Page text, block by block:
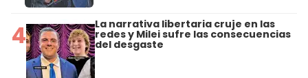
4 La narrativa libertaria cruje en las
redes y Milei sufre las consecuencias
del desgaste